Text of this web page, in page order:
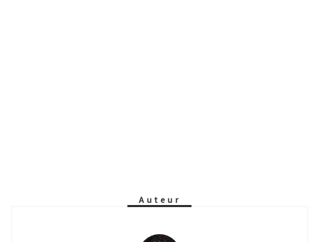
Auteur